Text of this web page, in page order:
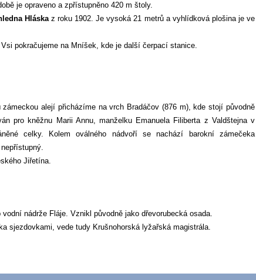
je opraveno a zpřístupněno 420 m štoly.
Hláskaz roku 1902. Je vysoká 21 metrů a vyhlídková plošina je ve
pokračujeme na Mníšek, kde je další čerpací stanice.
alejí přicházíme na vrch Bradáčov (876 m), kde stojí původně
pro kněžnu Marii Annu, manželku Emanuela Filiberta z Valdštejna v
celky. Kolem oválného nádvoří se nachází barokní zámečeka
Jiřetína.
nádrže Fláje. Vznikl původně jako dřevorubecká osada.
sjezdovkami, vede tudy Krušnohorská lyžařská magistrála.